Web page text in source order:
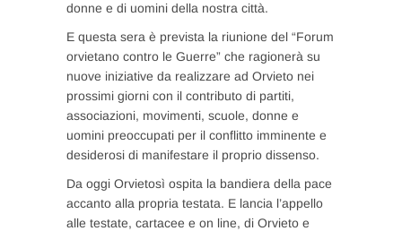
donne e di uomini della nostra città.
E questa sera è prevista la riunione del “Forum
orvietano contro le Guerre” che ragionerà su
nuove iniziative da realizzare ad Orvieto nei
prossimi giorni con il contributo di partiti,
associazioni, movimenti, scuole, donne e
uomini preoccupati per il conflitto imminente e
desiderosi di manifestare il proprio dissenso.
Da oggi Orvietosì ospita la bandiera della pace
accanto alla propria testata. E lancia l’appello
alle testate, cartacee e on line, di Orvieto e